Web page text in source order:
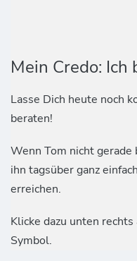
Mein Credo: Ich
Lasse Dich heute noch
beraten!
Wenn Tom nicht gerade
ihn tagsüber ganz
erreichen.
Klicke dazu unten
Symbol.